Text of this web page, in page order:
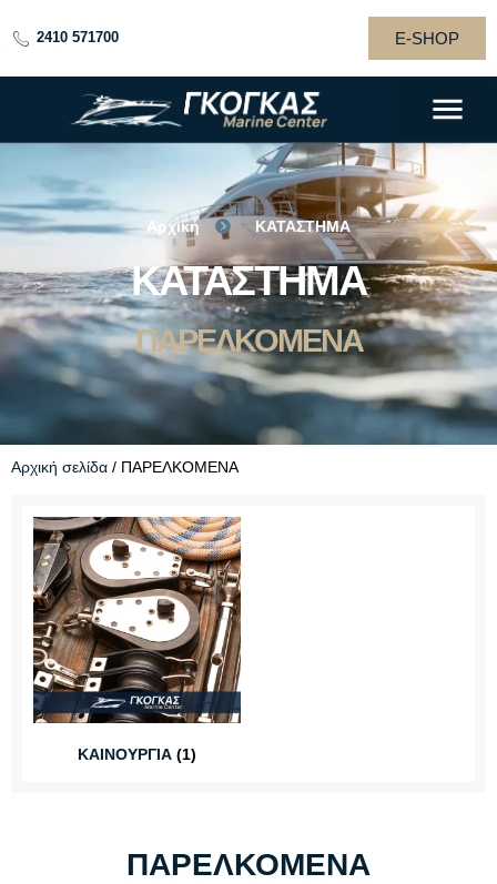
E-SHOP
2410 571700
GOGAS
BOATS
Αρχική ΚΑΤΑΣΤΗΜΑ
ΚΑΤΑΣΤΗΜΑ
ΠΑΡΕΛΚΟΜΕΝΑ
Αρχική σελίδα / ΠΑΡΕΛΚΟΜΕΝΑ
ΚΑΙΝΟΥΡΓΙΑ (1)
ΠΑΡΕΛΚΟΜΕΝΑ